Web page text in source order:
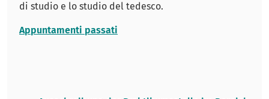
di studio e lo studio del tedesco.
Appuntamenti passati